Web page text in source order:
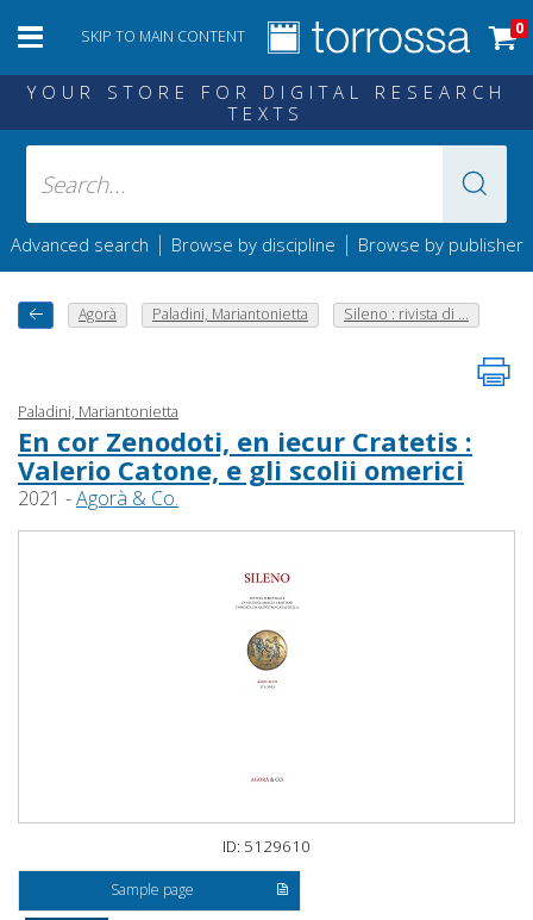
SKIP TO MAIN CONTENT 0
YOUR STORE FOR DIGITAL RESEARCH
TEXTS
Advanced search | Browse by discipline | Browse by publisher
Agorà Paladini, Mariantonietta Sileno : rivista di ...
Paladini, Mariantonietta
En cor Zenodoti, en iecur Cratetis :
Valerio Catone, e gli scolii omerici
2021 -Agorà & Co.
ID: 5129610
Sample page